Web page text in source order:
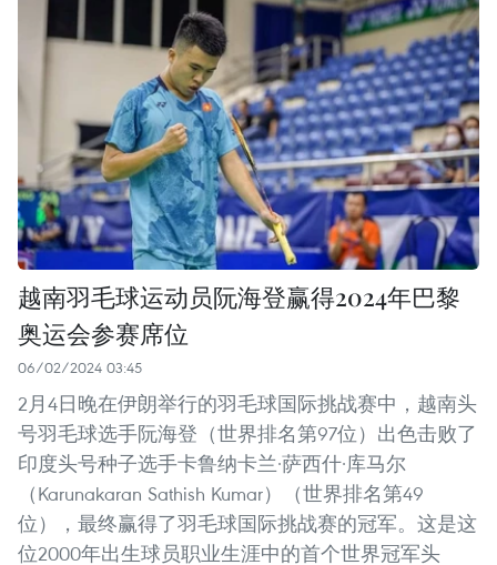
越南羽毛球运动员阮海登赢得2024年巴黎
奥运会参赛席位
06/02/2024 03:45
2月4日晚在伊朗举行的羽毛球国际挑战赛中，越南头
号羽毛球选手阮海登（世界排名第97位）出色击败了
印度头号种子选手卡鲁纳卡兰·萨西什·库马尔
（Karunakaran Sathish Kumar）（世界排名第49
位），最终赢得了羽毛球国际挑战赛的冠军。这是这
位2000年出生球员职业生涯中的首个世界冠军头